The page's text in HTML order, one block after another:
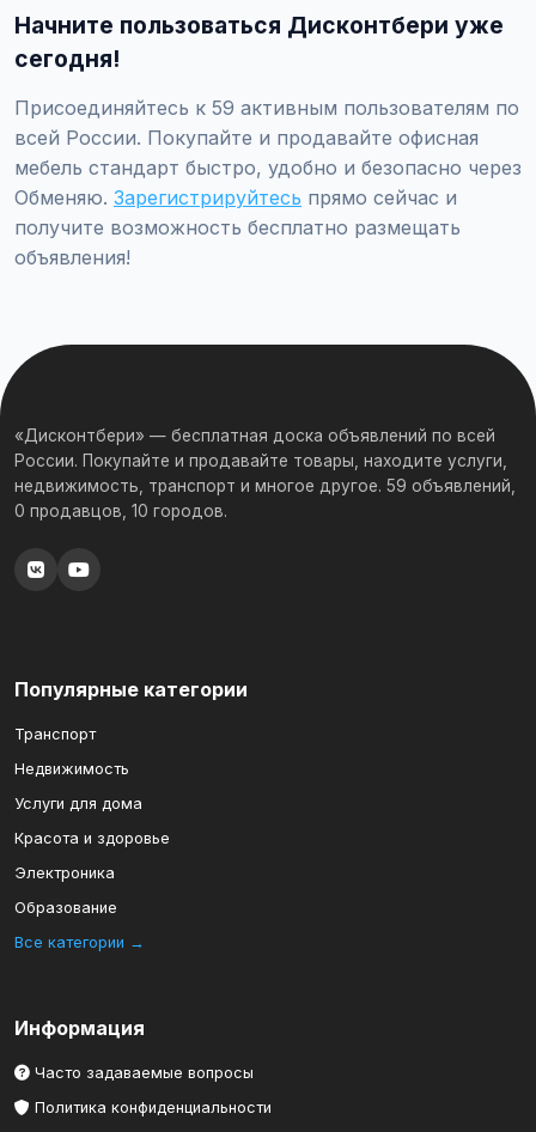
Офисная мебель стандарт / Обменяю", заполните форму
и опубликуйте. Первые объявления — бесплатно!
Начните пользоваться Дисконтбери уже
сегодня!
Присоединяйтесь к 59 активным пользователям по
всей России. Покупайте и продавайте офисная
мебель стандарт быстро, удобно и безопасно через
Обменяю. Зарегистрируйтесь прямо сейчас и
получите возможность бесплатно размещать
объявления!
«Дисконтбери» — бесплатная доска объявлений по всей
России. Покупайте и продавайте товары, находите услуги,
недвижимость, транспорт и многое другое. 59 объявлений,
0 продавцов, 10 городов.
Популярные категории
Транспорт
Недвижимость
Услуги для дома
Красота и здоровье
Электроника
Образование
Все категории →
Информация
Часто задаваемые вопросы
Политика конфиденциальности